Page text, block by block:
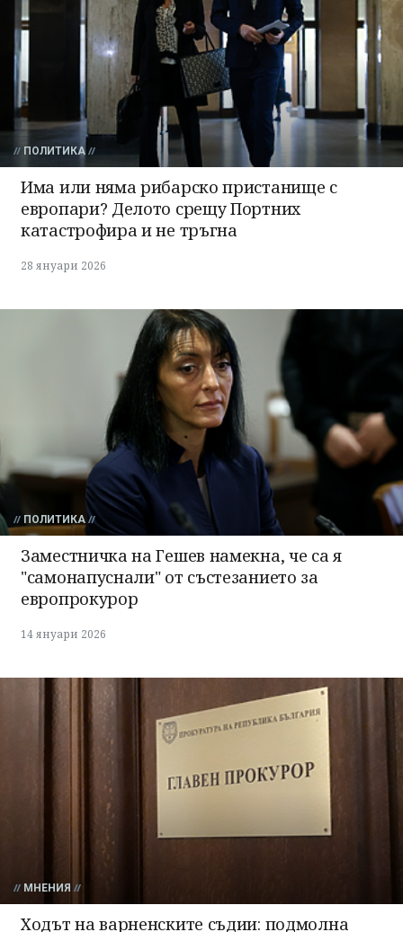
ПОЛИТИКА
Има или няма рибарско пристанище с
европари? Делото срещу Портних
катастрофира и не тръгна
28 януари 2026
ПОЛИТИКА
Заместничка на Гешев намекна, че са я
"самонапуснали" от състезанието за
европрокурор
14 януари 2026
МНЕНИЯ
Ходът на варненските съдии: подмолна